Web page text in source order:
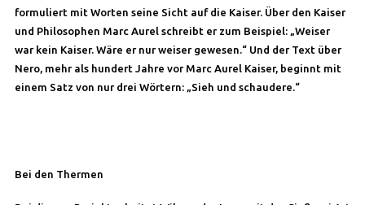
formuliert mit Worten seine Sicht auf die Kaiser. Über den Kaiser
und Philosophen Marc Aurel schreibt er zum Beispiel: „Weiser
war kein Kaiser. Wäre er nur weiser gewesen.“ Und der Text über
Nero, mehr als hundert Jahre vor Marc Aurel Kaiser, beginnt mit
einem Satz von nur drei Wörtern: „Sieh und schaudere.“
Bei den Thermen